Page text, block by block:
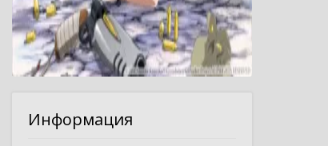
Информация